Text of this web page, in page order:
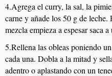
4.Agrega el curry, la sal, la
carne y añade los 50 g de leche.
mezcla empieza a espesar saca
5.Rellena las obleas poniendo
cada una. Dobla a la mitad y
adentro o aplastando con un